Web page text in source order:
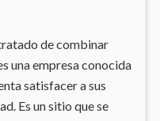
de combinar
una empresa conocida
satisfacer a sus
Es un sitio que se